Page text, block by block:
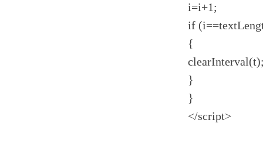
i=i+1;
if
{
}
}
</script>